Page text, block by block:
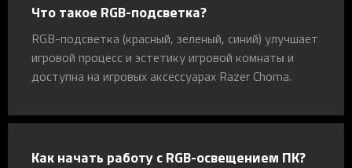
Что такое RGB-подсветка?
RGB-подсветка (красный, зеленый, синий) улучшает
игровой процесс и эстетику игровой комнаты и
доступна на игровых аксессуарах Razer Choma.
Как начать работу с RGB-освещением ПК?